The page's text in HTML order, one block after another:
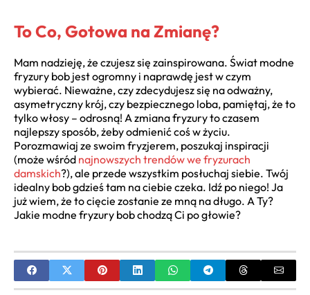
To Co, Gotowa na Zmianę?
Mam nadzieję, że czujesz się zainspirowana. Świat modne
fryzury bob jest ogromny i naprawdę jest w czym
wybierać. Nieważne, czy zdecydujesz się na odważny,
asymetryczny krój, czy bezpiecznego loba, pamiętaj, że to
tylko włosy – odrosną! A zmiana fryzury to czasem
najlepszy sposób, żeby odmienić coś w życiu.
Porozmawiaj ze swoim fryzjerem, poszukaj inspiracji
(może wśród najnowszych trendów we fryzurach
damskich?), ale przede wszystkim posłuchaj siebie. Twój
idealny bob gdzieś tam na ciebie czeka. Idź po niego! Ja
już wiem, że to cięcie zostanie ze mną na długo. A Ty?
Jakie modne fryzury bob chodzą Ci po głowie?